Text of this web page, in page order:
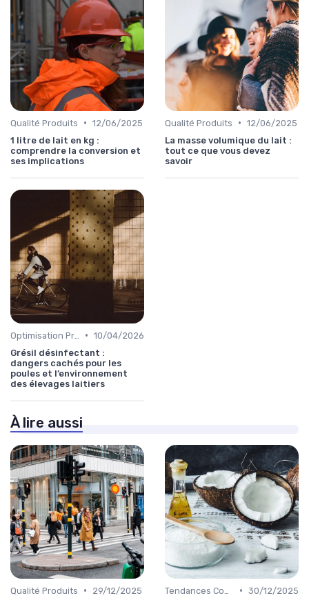
Qualité Produits • 12/06/2025
1 litre de lait en kg :
comprendre la conversion et
ses implications
Qualité Produits • 12/06/2025
La masse volumique du lait :
tout ce que vous devez
savoir
• 10/04/2026
Grésil désinfectant :
dangers cachés pour les
poules et l’environnement
des élevages laitiers
À lire aussi
Qualité Produits •
29/12/2025
• 30/12/2025